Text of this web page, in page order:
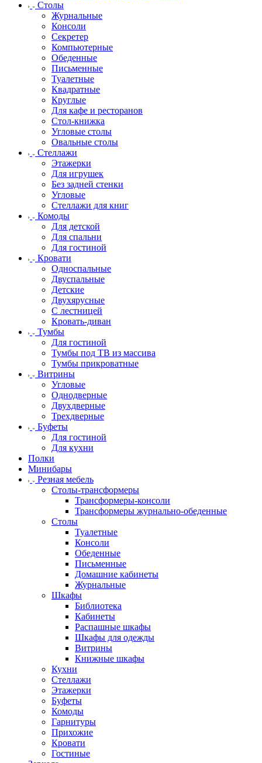
Столы
Журнальные
Консоли
Секретер
Компьютерные
Обеденные
Письменные
Туалетные
Квадратные
Круглые
Для кафе и ресторанов
Стол-книжка
Угловые столы
Овальные столы
Стеллажи
Этажерки
Для игрушек
Без задней стенки
Угловые
Стеллажи для книг
Комоды
Для детской
Для спальни
Для гостиной
Кровати
Односпальные
Двуспальные
Детские
Двухярусные
С лестницей
Кровать-диван
Тумбы
Для гостиной
Тумбы под ТВ из массива
Тумбы прикроватные
Витрины
Угловые
Однодверные
Двухдверные
Трехдверные
Буфеты
Для гостиной
Для кухни
Полки
Минибары
Резная мебель
Столы-трансформеры
Трансформеры-консоли
Трансформеры журнально-обеденные
Столы
Туалетные
Консоли
Обеденные
Письменные
Домашние кабинеты
Журнальные
Шкафы
Библиотека
Кабинеты
Распашные шкафы
Шкафы для одежды
Витрины
Книжные шкафы
Кухни
Стеллажи
Этажерки
Буфеты
Комоды
Гарнитуры
Прихожие
Кровати
Гостиные